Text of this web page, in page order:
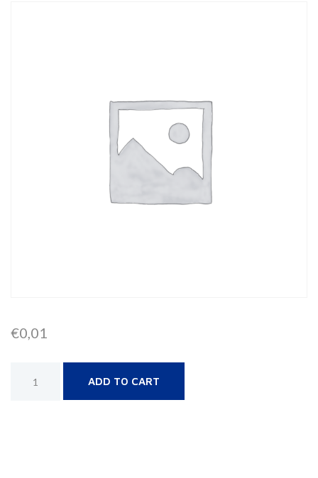
€0,01
ADD TO CART